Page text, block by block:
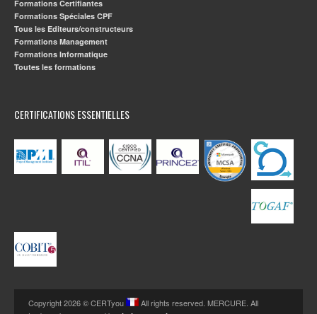
Formations Certifiantes
Formations Spéciales CPF
Tous les Editeurs/constructeurs
Formations Management
Formations Informatique
Toutes les formations
CERTIFICATIONS ESSENTIELLES
Copyright 2026 © CERTyou
All rights reserved. MERCURE. All